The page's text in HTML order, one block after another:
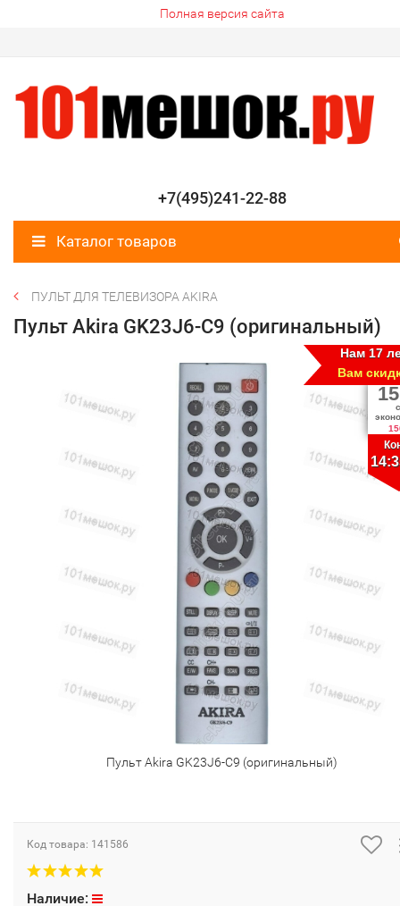
Полная версия сайта
+7(495)241-22-88
Каталог товаров
ПУЛЬТ ДЛЯ ТЕЛЕВИЗОРА AKIRA
Пульт Akira GK23J6-C9 (оригинальный)
Пульт Akira GK23J6-C9 (оригинальный)
Нам 17
Вам
15
Код товара: 141586
Наличие: